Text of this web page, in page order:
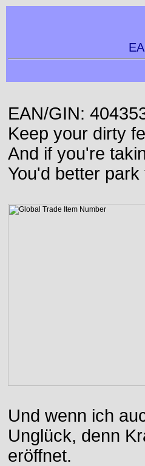
EAN/GIN:
Keep your dirty
And if you're
You'd better
Und wenn ich
Unglück, denn
eröffnet.